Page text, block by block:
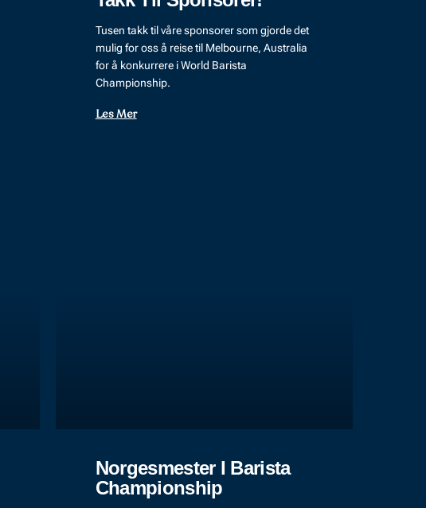
Tusen takk til våre sponsorer som gjorde det
mulig for oss å reise til Melbourne, Australia
for å konkurrere i World Barista
Championship.
Les Mer
Norgesmester I Barista
Championship